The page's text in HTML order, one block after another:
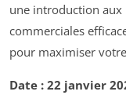
une introduction aux
commerciales
pour maximiser
Date : 22 janvier